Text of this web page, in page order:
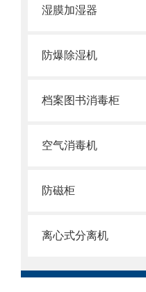
湿膜加湿器
防爆除湿机
档案图书消毒柜
空气消毒机
防磁柜
离心式分离机